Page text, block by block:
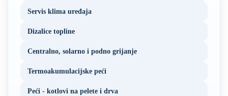
Servis klima uređaja
Dizalice topline
Centralno, solarno i podno grijanje
Termoakumulacijske peći
Peći - kotlovi na pelete i drva